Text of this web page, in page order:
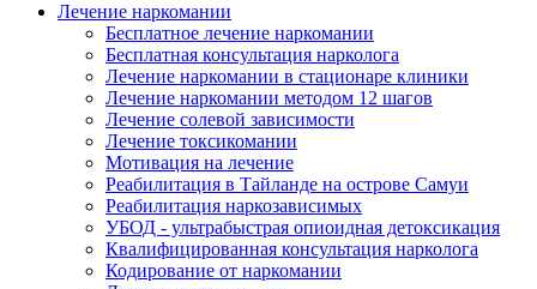
Лечение наркомании
Бесплатное лечение наркомании
Бесплатная консультация нарколога
Лечение наркомании в стационаре клиники
Лечение наркомании методом 12 шагов
Лечение солевой зависимости
Лечение токсикомании
Мотивация на лечение
Реабилитация в Тайланде на острове Самуи
Реабилитация наркозависимых
УБОД - ультрабыстрая опиоидная детоксикация
Квалифицированная консультация нарколога
Кодирование от наркомании